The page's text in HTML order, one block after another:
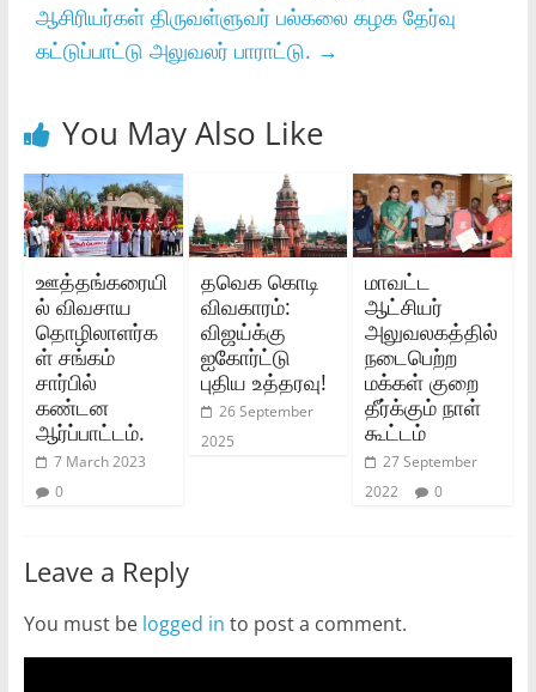
ஆசிரியர்கள் திருவள்ளுவர் பல்கலை கழக தேர்வு
கட்டுப்பாட்டு அலுவலர் பாராட்டு. →
You May Also Like
ஊத்தங்கரையி
ல் விவசாய
தொழிலாளர்க
ள் சங்கம்
சார்பில்
கண்டன
ஆர்ப்பாட்டம்.
7 March 2023
0
தவெக கொடி
விவகாரம்:
விஜய்க்கு
ஐகோர்ட்டு
புதிய உத்தரவு!
26 September
2025
மாவட்ட
ஆட்சியர்
அலுவலகத்தில்
நடைபெற்ற
மக்கள் குறை
தீர்க்கும் நாள்
கூட்டம்
27 September
2022
0
Leave a Reply
You must be logged in to post a comment.